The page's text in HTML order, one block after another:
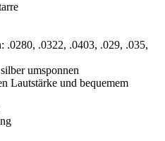
.0280, .0322, .0403, .029, .035,
umsponnen
Lautstärke und bequemem